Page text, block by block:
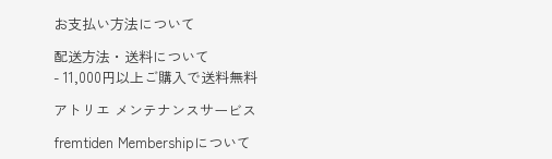
お支払い方法について
配送方法・送料について
- 11,000円以上ご購入で送料無料
アトリエ メンテナンスサービス
fremtiden Membershipについて